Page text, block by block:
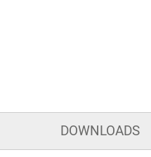
DOWNLOADS